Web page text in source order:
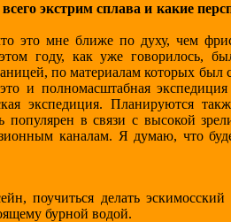
экстрим сплава и какие
это мне ближе по духу, чем
году, как уже говорилось,
по материалам которых был
и полномасштабная экспедиция
экспедиция. Планируются
в связи с высокой
каналам. Я думаю, что
поучиться делать эскимосский
бурной водой.